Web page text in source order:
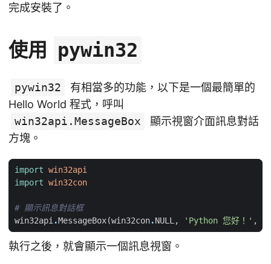
完成安裝了。
使用 pywin32
pywin32
有相當多的功能，以下是一個最簡單的
Hello World 程式，呼叫
win32api.MessageBox
顯示視窗介面訊息對話
方塊。
import win32api
import win32con
# 顯示訊息對話框
win32api .MessageBox(win32con.NULL , 'Python 您好！' ,
執行之後，就會顯示一個訊息視窗。